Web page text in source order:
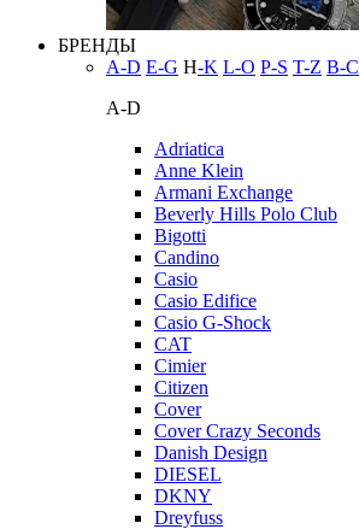
БРЕНДЫ
A-D E-G H-K L-O P-S T-Z В-С
A-D
Adriatica
Anne Klein
Armani Exchange
Beverly Hills Polo Club
Bigotti
Candino
Casio
Casio Edifice
Casio G-Shock
CAT
Cimier
Citizen
Cover
Cover Crazy Seconds
Danish Design
DIESEL
DKNY
Dreyfuss